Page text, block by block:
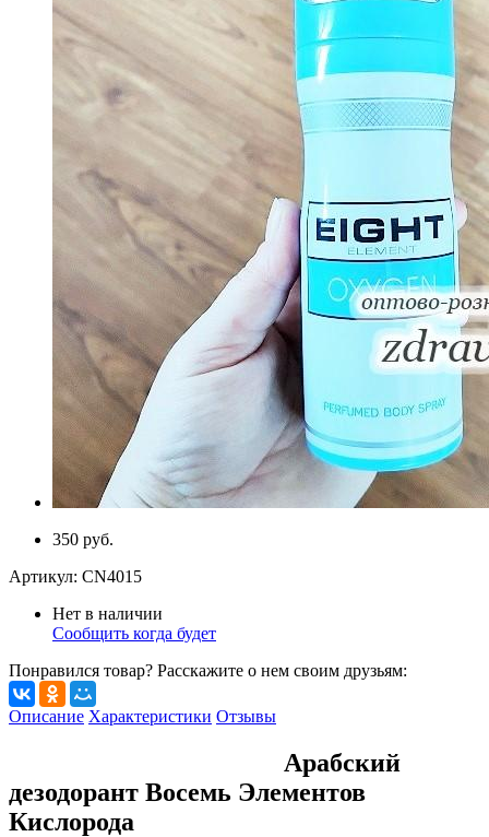
350 руб.
Артикул: CN4015
Нет в наличии
Сообщить когда будет
Понравился товар? Расскажите о нем своим друзьям:
Описание Характеристики Отзывы
Арабский
дезодорант Восемь Элементов
Кислорода